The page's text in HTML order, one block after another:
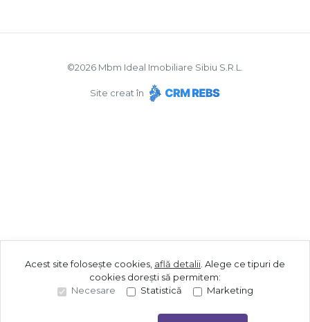
©2026 Mbm Ideal Imobiliare Sibiu S.R.L.
Site creat în
Acest site folosește cookies, află detalii Alege ce tipuri de
cookies dorești să permitem:
Necesare
Statistică Marketing